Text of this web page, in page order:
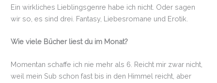
Ein wirkliches Lieblingsgenre habe ich nicht. Oder sagen
wir so, es sind drei. Fantasy, Liebesromane und Erotik.
Wie viele Bücher liest du im Monat?
Momentan schaffe ich nie mehr als 6. Reicht mir zwar nicht,
weil mein Sub schon fast bis in den Himmel reicht, aber